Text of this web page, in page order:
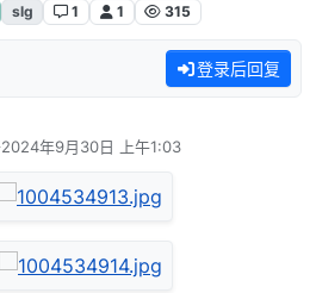
slg 1 1 315
登录后回复
2024年9月30日 上午1:03
编辑